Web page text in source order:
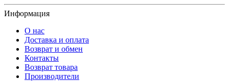
Информация
О нас
Доставка и оплата
Возврат и обмен
Контакты
Возврат товара
Производители